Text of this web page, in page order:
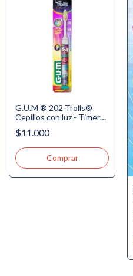
G.U.M ® 202 Trolls®
Cepillos con luz - Timer
Light - Cepillo Suave para
Niños +3 años NUEVO!
de
$11.000